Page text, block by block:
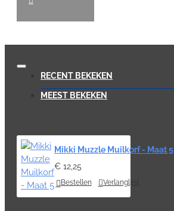
RECENT BEKEKEN
MEEST BEKEKEN
Mikki Muzzle Muilkorf - Maat 5
€ 12,25
Bestellen Verlanglijst